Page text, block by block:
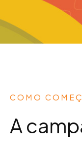
COMO
A